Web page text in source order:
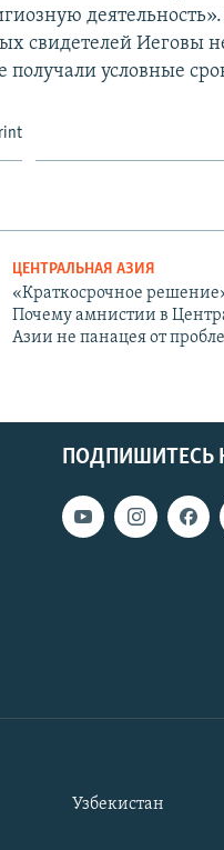
свидетелей Иеговы
получали условные
ЦЕНТРАЛЬНАЯ АЗИЯ
«Краткосрочное
Почему амнистии в
Азии не панацея от
ПОДПИШИТЕСЬ
Узбекистан